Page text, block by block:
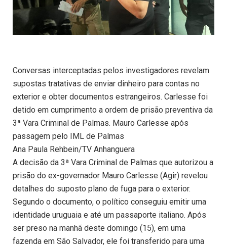
Conversas interceptadas pelos investigadores revelam
supostas tratativas de enviar dinheiro para contas no
exterior e obter documentos estrangeiros. Carlesse foi
detido em cumprimento a ordem de prisão preventiva da
3ª Vara Criminal de Palmas. Mauro Carlesse após
passagem pelo IML de Palmas
Ana Paula Rehbein/TV Anhanguera
A decisão da 3ª Vara Criminal de Palmas que autorizou a
prisão do ex-governador Mauro Carlesse (Agir) revelou
detalhes do suposto plano de fuga para o exterior.
Segundo o documento, o político conseguiu emitir uma
identidade uruguaia e até um passaporte italiano. Após
ser preso na manhã deste domingo (15), em uma
fazenda em São Salvador, ele foi transferido para uma